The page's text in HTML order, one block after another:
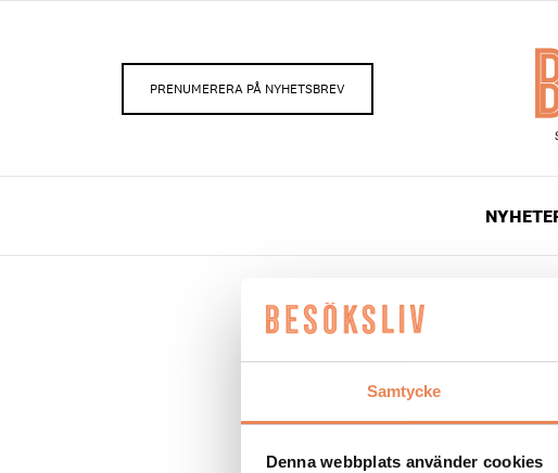
Samtycke
Denna webbplats använder cookies
PRENUMERERA PÅ NYHETSBREV
Inlägg taggade
NYHETER | 1 december 2022
Waynes Coffee satsar på